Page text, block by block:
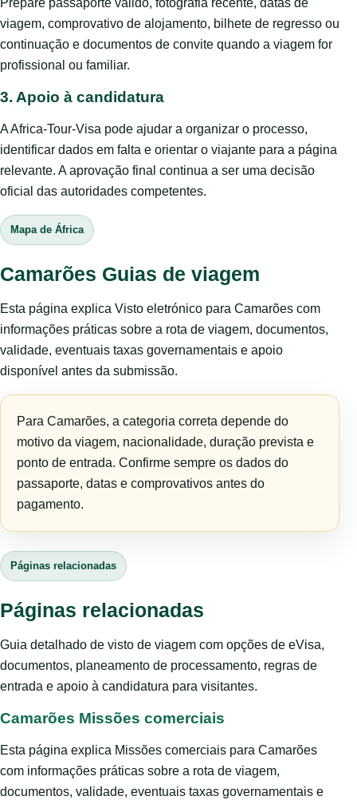
Prepare passaporte válido, fotografia recente, datas de
viagem, comprovativo de alojamento, bilhete de regresso ou
continuação e documentos de convite quando a viagem for
profissional ou familiar.
3. Apoio à candidatura
A Africa-Tour-Visa pode ajudar a organizar o processo,
identificar dados em falta e orientar o viajante para a página
relevante. A aprovação final continua a ser uma decisão
oficial das autoridades competentes.
Mapa de África
Camarões Guias de viagem
Esta página explica Visto eletrónico para Camarões com
informações práticas sobre a rota de viagem, documentos,
validade, eventuais taxas governamentais e apoio
disponível antes da submissão.
Para Camarões, a categoria correta depende do
motivo da viagem, nacionalidade, duração prevista e
ponto de entrada. Confirme sempre os dados do
passaporte, datas e comprovativos antes do
pagamento.
Páginas relacionadas
Páginas relacionadas
Guia detalhado de visto de viagem com opções de eVisa,
documentos, planeamento de processamento, regras de
entrada e apoio à candidatura para visitantes.
Camarões Missões comerciais
Esta página explica Missões comerciais para Camarões
com informações práticas sobre a rota de viagem,
documentos, validade, eventuais taxas governamentais e